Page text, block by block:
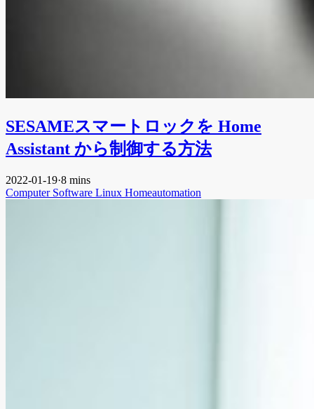
SESAMEスマートロックを Home
Assistant から制御する方法
2022-01-19·8 mins
Computer Software Linux Homeautomation